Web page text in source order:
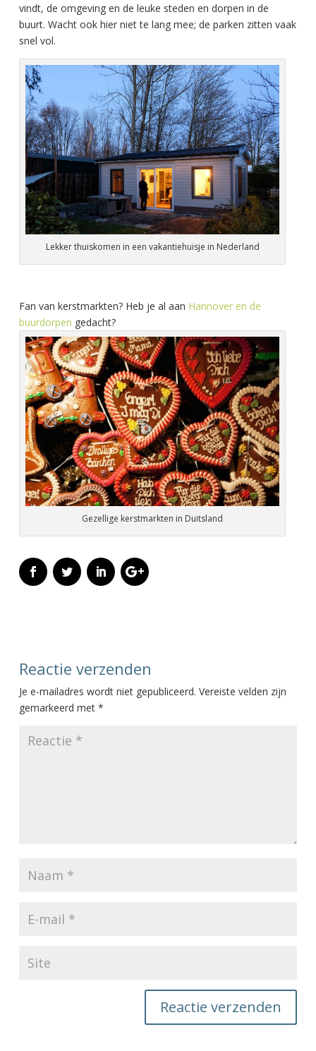
vindt, de omgeving en de leuke steden en dorpen in de
buurt. Wacht ook hier niet te lang mee; de parken zitten vaak
snel vol.
Lekker thuiskomen in een vakantiehuisje in Nederland
Fan van kerstmarkten? Heb je al aan Hannover en de
buurdorpen gedacht?
Gezellige kerstmarkten in Duitsland
Reactie verzenden
Je e-mailadres wordt niet gepubliceerd. Vereiste velden zijn
gemarkeerd met *